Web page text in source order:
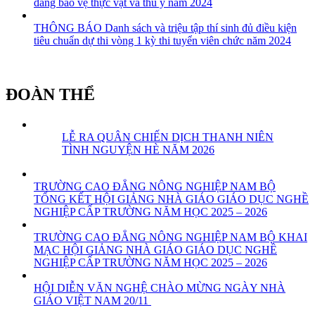
đẳng bảo vệ thực vật và thú y năm 2024
THÔNG BÁO Danh sách và triệu tập thí sinh đủ điều kiện
tiêu chuẩn dự thi vòng 1 kỳ thi tuyển viên chức năm 2024
ĐOÀN THỂ
LỄ RA QUÂN CHIẾN DỊCH THANH NIÊN
TÌNH NGUYỆN HÈ NĂM 2026
TRƯỜNG CAO ĐẲNG NÔNG NGHIỆP NAM BỘ
TỔNG KẾT HỘI GIẢNG NHÀ GIÁO GIÁO DỤC NGHỀ
NGHIỆP CẤP TRƯỜNG NĂM HỌC 2025 – 2026
TRƯỜNG CAO ĐẲNG NÔNG NGHIỆP NAM BỘ KHAI
MẠC HỘI GIẢNG NHÀ GIÁO GIÁO DỤC NGHỀ
NGHIỆP CẤP TRƯỜNG NĂM HỌC 2025 – 2026
HỘI DIỄN VĂN NGHỆ CHÀO MỪNG NGÀY NHÀ
GIÁO VIỆT NAM 20/11